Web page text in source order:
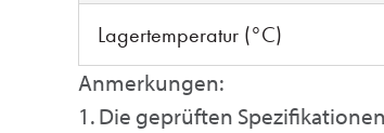
Lagertemperatur (°C)
Anmerkungen:
1. Die geprüften